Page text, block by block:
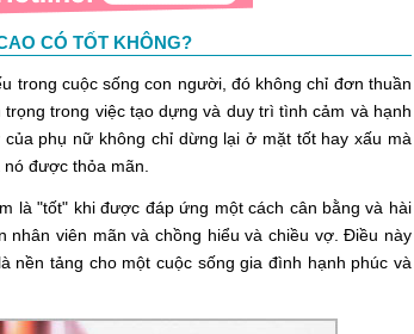
CÓ TỐT KHÔNG?
cuộc sống con người, đó không chỉ đơn thuần
trong việc tạo dựng và duy trì tình cảm và hạnh
phụ nữ không chỉ dừng lại ở mặt tốt hay xấu mà
được thỏa mãn.
"tốt" khi được đáp ứng một cách cân bằng và hài
nhân viên mãn và chồng hiểu và chiều vợ. Điều này
nền tảng cho một cuộc sống gia đình hạnh phúc và